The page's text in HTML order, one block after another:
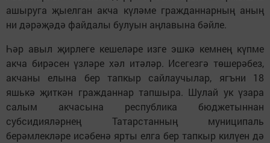
ашыруга җыелган акча күләме гражданнарның аның
ни дәрәҗәдә файдалы булуын аңлавына бәйле.
Һәр авыл җирлеге кешеләре изге эшкә кемнең күпме
акча бирәсен үзләре хәл итәләр. Исегезгә төшерәбез,
акчаны елына бер тапкыр сайлаучылар, ягъни 18
яшькә җиткән гражданнар тапшыра. Шулай ук үзара
салым акчасына республика бюджетыннан
субсидияләрнең Татарстанның муниципаль
берәмлекләре исәбенә ярты елга бер тапкыр килүен дә